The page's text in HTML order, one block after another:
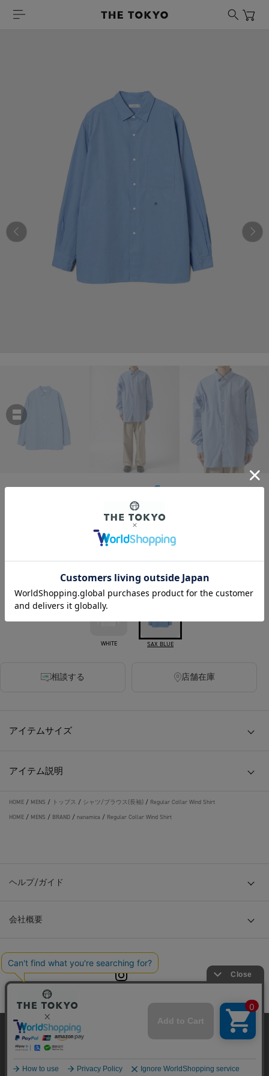
nanamica
Regular Collar Wind Shirt
￥29,700
270ポイント付与
カラー
WHITE SAX BLUE
相談する 店舗在庫
アイテムサイズ
アイテム説明
HOME / MENS / トップス / シャツ/ブラウス(長袖) / Regular Collar Wind Shirt
HOME / MENS / BRAND / nanamica / Regular Collar Wind Shirt
ヘルプ/ガイド
会社概要
© TOKYO BASE CO., LTD
当サイトはクッキー(cookie)を使用します。クッキーはサイト内
の一部の機能および、サイトの使用状況の分析からマーケティ
ング活動に利用することを目的としています。
プライバシーポリシーはこちら